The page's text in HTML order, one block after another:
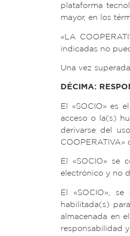
plataforma
mayor, en los
«LA
indicadas no
Una vez
DÉCIMA:
El «SOCIO» es
acceso o la(s)
derivarse del
El «SOCIO» se
electrónico y no
El «SOCIO»,
habilitada(s)
almacenada en
responsabilidad